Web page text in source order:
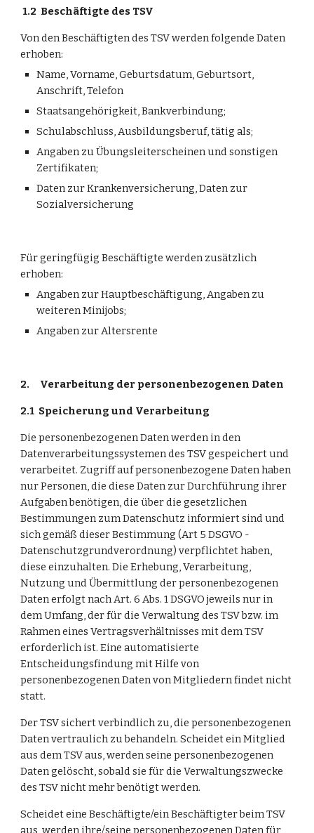
1.2 Beschäftigte des TSV
Von den Beschäftigten des TSV werden folgende Daten
erhoben:
Name, Vorname, Geburtsdatum, Geburtsort,
Anschrift, Telefon
Staatsangehörigkeit, Bankverbindung;
Schulabschluss, Ausbildungsberuf, tätig als;
Angaben zu Übungsleiterscheinen und sonstigen
Zertifikaten;
Daten zur Krankenversicherung, Daten zur
Sozialversicherung
Für geringfügig Beschäftigte werden zusätzlich
erhoben:
Angaben zur Hauptbeschäftigung, Angaben zu
weiteren Minijobs;
Angaben zur Altersrente
2. Verarbeitung der personenbezogenen Daten
2.1 Speicherung und Verarbeitung
Die personenbezogenen Daten werden in den
Datenverarbeitungssystemen des TSV gespeichert und
verarbeitet. Zugriff auf personenbezogene Daten haben
nur Personen, die diese Daten zur Durchführung ihrer
Aufgaben benötigen, die über die gesetzlichen
Bestimmungen zum Datenschutz informiert sind und
sich gemäß dieser Bestimmung (Art 5 DSGVO -
Datenschutzgrundverordnung) verpflichtet haben,
diese einzuhalten. Die Erhebung, Verarbeitung,
Nutzung und Übermittlung der personenbezogenen
Daten erfolgt nach Art. 6 Abs. 1 DSGVO jeweils nur in
dem Umfang, der für die Verwaltung des TSV bzw. im
Rahmen eines Vertragsverhältnisses mit dem TSV
erforderlich ist. Eine automatisierte
Entscheidungsfindung mit Hilfe von
personenbezogenen Daten von Mitgliedern findet nicht
statt.
Der TSV sichert verbindlich zu, die personenbezogenen
Daten vertraulich zu behandeln. Scheidet ein Mitglied
aus dem TSV aus, werden seine personenbezogenen
Daten gelöscht, sobald sie für die Verwaltungszwecke
des TSV nicht mehr benötigt werden.
Scheidet eine Beschäftigte/ein Beschäftigter beim TSV
aus, werden ihre/seine personenbezogenen Daten für